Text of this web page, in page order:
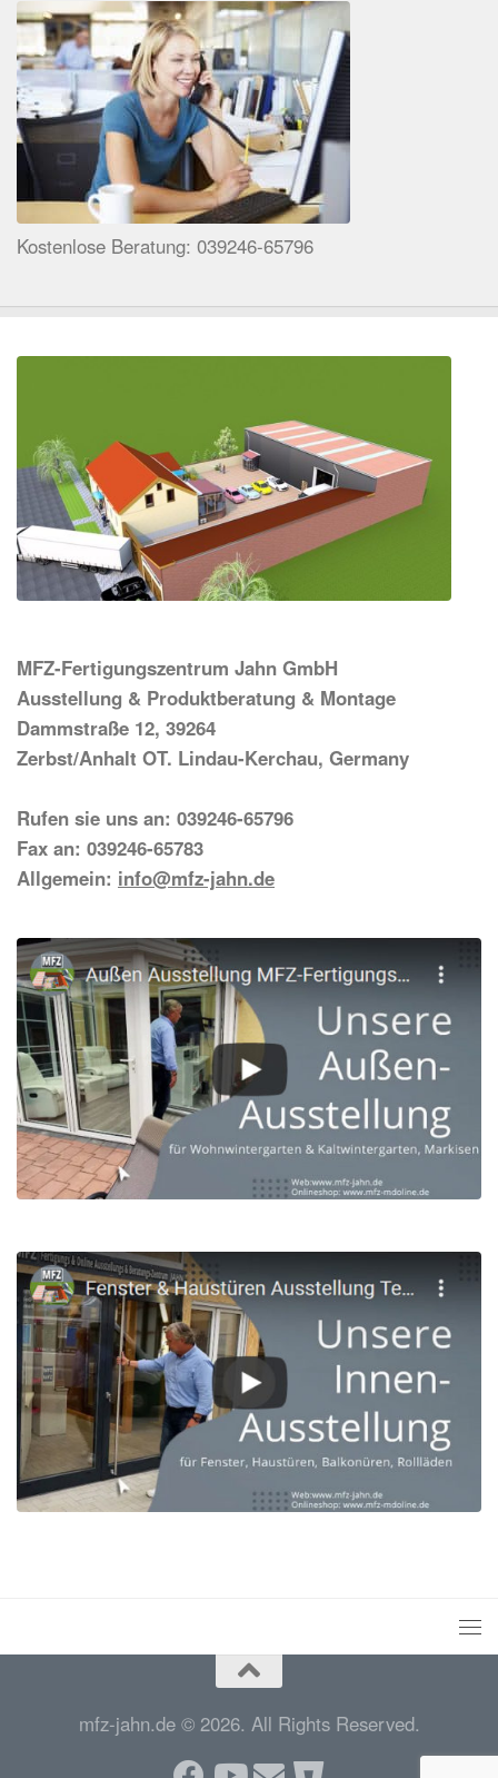
Kostenlose Beratung: 039246-65796
MFZ-Fertigungszentrum Jahn GmbH
Ausstellung & Produktberatung & Montage
Dammstraße 12, 39264
Zerbst/Anhalt OT. Lindau-Kerchau, Germany
Rufen sie uns an: 039246-65796
Fax an: 039246-65783
Allgemein: info@mfz-jahn.de
mfz-jahn.de © 2026. All Rights Reserved.